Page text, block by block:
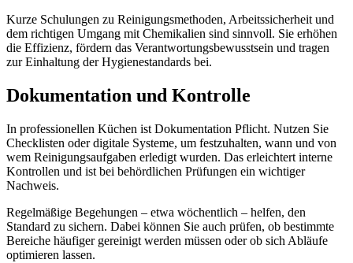
Kurze Schulungen zu Reinigungsmethoden, Arbeitssicherheit und
dem richtigen Umgang mit Chemikalien sind sinnvoll. Sie erhöhen
die Effizienz, fördern das Verantwortungsbewusstsein und tragen
zur Einhaltung der Hygienestandards bei.
Dokumentation und Kontrolle
In professionellen Küchen ist Dokumentation Pflicht. Nutzen Sie
Checklisten oder digitale Systeme, um festzuhalten, wann und von
wem Reinigungsaufgaben erledigt wurden. Das erleichtert interne
Kontrollen und ist bei behördlichen Prüfungen ein wichtiger
Nachweis.
Regelmäßige Begehungen – etwa wöchentlich – helfen, den
Standard zu sichern. Dabei können Sie auch prüfen, ob bestimmte
Bereiche häufiger gereinigt werden müssen oder ob sich Abläufe
optimieren lassen.